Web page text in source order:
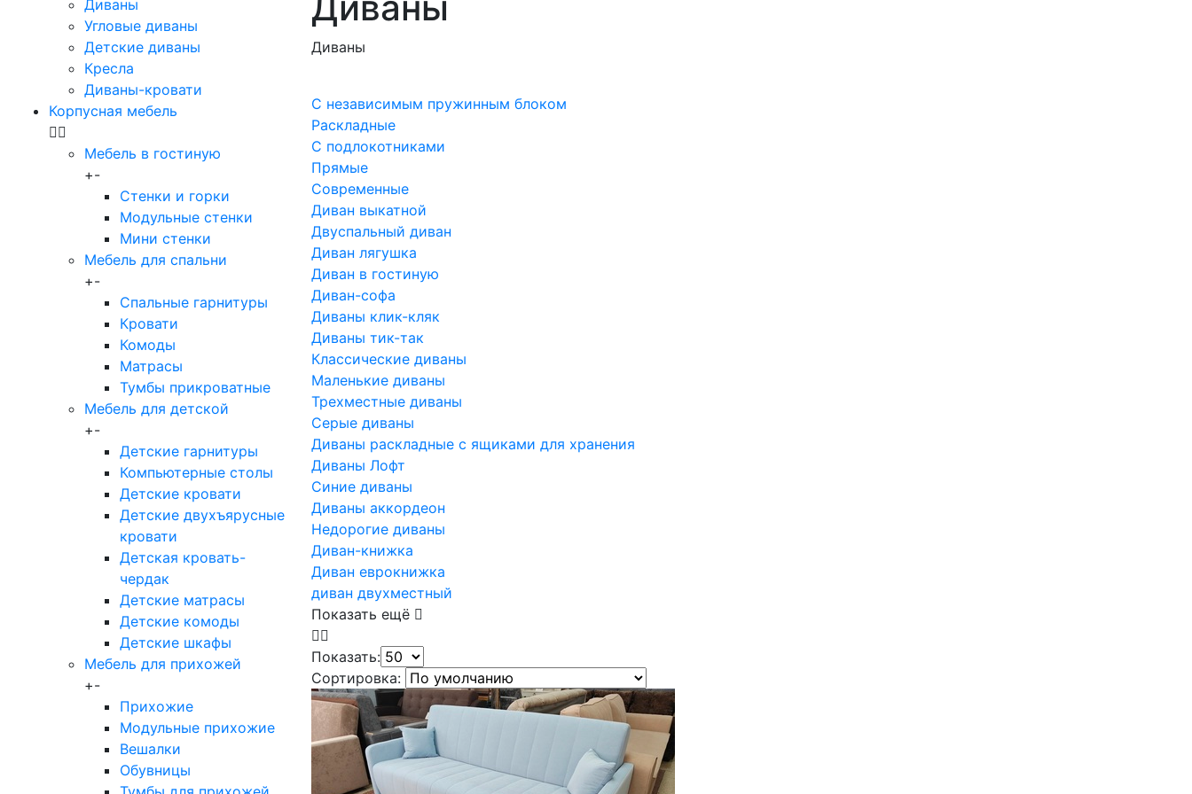
Диваны
Угловые диваны
Детские диваны
Кресла
Диваны-кровати
Корпусная мебель
Мебель в гостиную
+-
Стенки и горки
Модульные стенки
Мини стенки
Мебель для спальни
+-
Спальные гарнитуры
Кровати
Комоды
Матрасы
Тумбы прикроватные
Мебель для детской
+-
Детские гарнитуры
Компьютерные столы
Детские кровати
Детские двухъярусные
кровати
Детская кровать-
чердак
Детские матрасы
Детские комоды
Детские шкафы
Мебель для прихожей
+-
Прихожие
Модульные прихожие
Вешалки
Обувницы
Диваны
С независимым пружинным блоком
Раскладные
С подлокотниками
Прямые
Современные
Диван выкатной
Двуспальный диван
Диван лягушка
Диван в гостиную
Диван-софа
Диваны клик-кляк
Диваны тик-так
Классические диваны
Маленькие диваны
Трехместные диваны
Серые диваны
Диваны раскладные с ящиками для хранения
Диваны Лофт
Синие диваны
Диваны аккордеон
Недорогие диваны
Диван-книжка
Диван еврокнижка
диван двухместный
Показать ещё
Показать:
Сортировка: